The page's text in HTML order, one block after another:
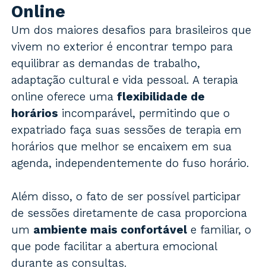
Online
Um dos maiores desafios para brasileiros que
vivem no exterior é encontrar tempo para
equilibrar as demandas de trabalho,
adaptação cultural e vida pessoal. A terapia
online oferece umaflexibilidade de
horários incomparável, permitindo que o
expatriado faça suas sessões de terapia em
horários que melhor se encaixem em sua
agenda, independentemente do fuso horário.
Além disso, o fato de ser possível participar
de sessões diretamente de casa proporciona
um ambiente mais confortável e familiar, o
que pode facilitar a abertura emocional
durante as consultas.